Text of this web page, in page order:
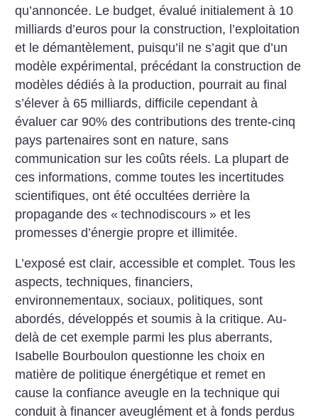
qu’annoncée. Le budget, évalué initialement à 10
milliards d’euros pour la construction, l’exploitation
et le démantèlement, puisqu’il ne s’agit que d’un
modèle expérimental, précédant la construction de
modèles dédiés à la production, pourrait au final
s’élever à 65 milliards, difficile cependant à
évaluer car 90% des contributions des trente-cinq
pays partenaires sont en nature, sans
communication sur les coûts réels. La plupart de
ces informations, comme toutes les incertitudes
scientifiques, ont été occultées derrière la
propagande des « technodiscours » et les
promesses d’énergie propre et illimitée.
L’exposé est clair, accessible et complet. Tous les
aspects, techniques, financiers,
environnementaux, sociaux, politiques, sont
abordés, développés et soumis à la critique. Au-
delà de cet exemple parmi les plus aberrants,
Isabelle Bourboulon questionne les choix en
matière de politique énergétique et remet en
cause la confiance aveugle en la technique qui
conduit à financer aveuglément et à fonds perdus